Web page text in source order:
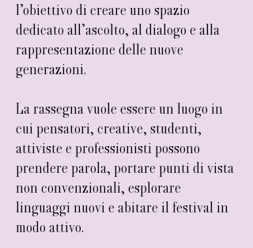
l’obiettivo di creare uno spazio
dedicato all’ascolto, al dialogo e alla
rappresentazione delle nuove
generazioni.
La rassegna vuole essere un luogo in
cui pensatori, creative, studenti,
attiviste e professionisti possono
prendere parola, portare punti di vista
non convenzionali, esplorare
linguaggi nuovi e abitare il festival in
modo attivo.